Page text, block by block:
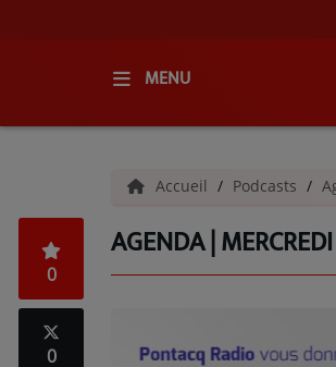
MENU
QUI SOMMES-NOUS ?
GRILLE DES PROGRAMMES
Accueil Podcasts
AGENDA |
0
0